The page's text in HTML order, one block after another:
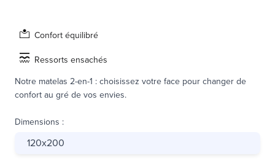
Confort équilibré
Ressorts ensachés
Notre matelas 2-en-1 : choisissez votre face pour changer de
confort au gré de vos envies.
Dimensions :
120x200